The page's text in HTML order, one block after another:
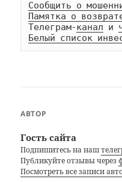
Сообщить о
Памятка о
Телеграм-канал и
Белый список
АВТОР
Гость сайта
Подпишитесь на наш
Публикуйте отзывы через
Посмотреть все записи